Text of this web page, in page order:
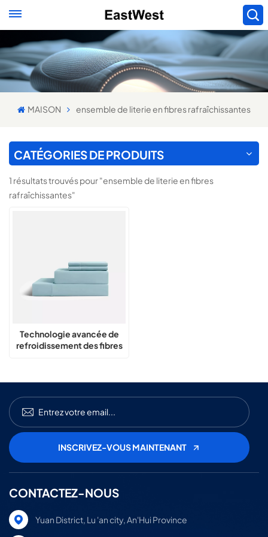
MAISON ensemble de literie en fibres rafraîchissantes
CATÉGORIES DE PRODUITS
1 résultats trouvés pour "ensemble de literie en fibres
rafraîchissantes"
Technologie avancée de
refroidissement des fibres
CONTACTEZ-NOUS
Yuan District, Lu 'an city, An'Hui Province